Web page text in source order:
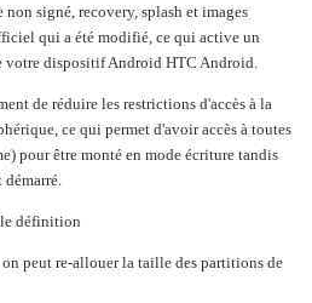
non signé, recovery, splash et images
qui a été modifié, ce qui active un
votre dispositif Android HTC Android.
de réduire les restrictions d'accès à la
ce qui permet d'avoir accès à toutes
pour être monté en mode écriture tandis
définition
on peut re-allouer la taille des partitions de